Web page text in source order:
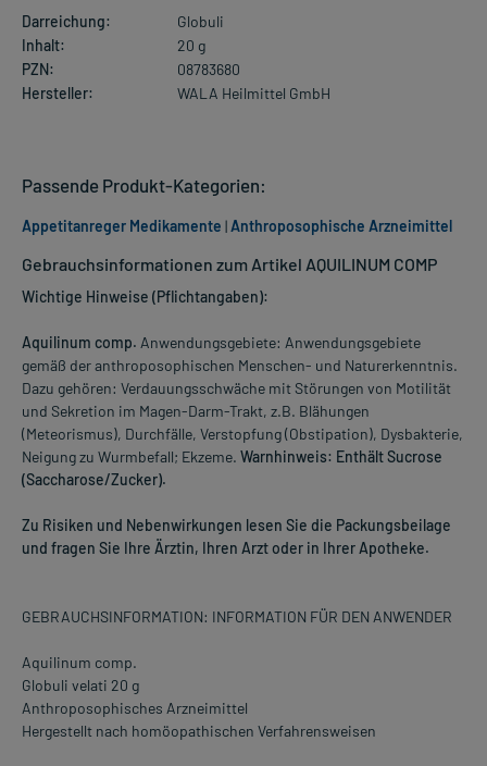
Darreichung:
Globuli
Inhalt:
20 g
PZN:
08783680
Hersteller:
WALA Heilmittel GmbH
Gebrauchsinformationen zum Artikel AQUILINUM COMP
Wichtige Hinweise (Pflichtangaben):
Aquilinum comp. Anwendungsgebiete: Anwendungsgebiete
gemäß der anthroposophischen Menschen- und Naturerkenntnis.
Dazu gehören: Verdauungsschwäche mit Störungen von Motilität
und Sekretion im Magen-Darm-Trakt, z.B. Blähungen
(Meteorismus), Durchfälle, Verstopfung (Obstipation), Dysbakterie,
Neigung zu Wurmbefall; Ekzeme. Warnhinweis: Enthält Sucrose
(Saccharose/Zucker).
Zu Risiken und Nebenwirkungen lesen Sie die Packungsbeilage
und fragen Sie Ihre Ärztin, Ihren Arzt oder in Ihrer Apotheke.
GEBRAUCHSINFORMATION: INFORMATION FÜR DEN ANWENDER
Aquilinum comp.
Globuli velati 20 g
Anthroposophisches Arzneimittel
Hergestellt nach homöopathischen Verfahrensweisen
Passende Produkt-Kategorien:
Appetitanreger Medikamente |Anthroposophische Arzneimittel